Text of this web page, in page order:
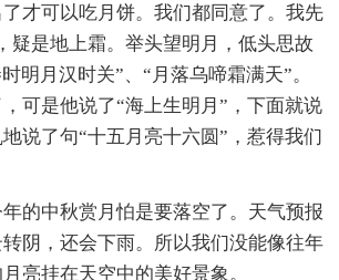
才可以吃月饼。我们都同意了。我先
疑是地上霜。举头望明月，低头思故
明月汉时关”、“月落乌啼霜满天”。
可是他说了“海上生明月”，下面就说
说了句“十五月亮十六圆”，惹得我们
的中秋赏月怕是要落空了。天气预报
阴，还会下雨。所以我们没能像往年
亮挂在天空中的美好景象。